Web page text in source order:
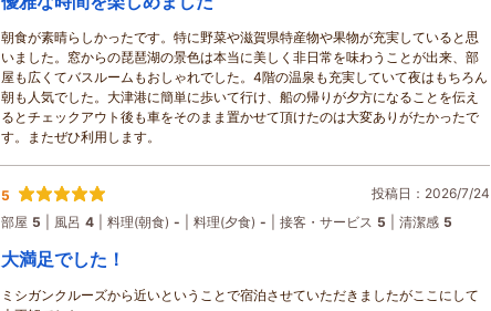
朝食が素晴らしかったです。特に野菜や滋賀県特産物や果物が充実していると思
いました。窓からの琵琶湖の景色は本当に美しく非日常を味わうことが出来、部
屋も広くてバスルームもおしゃれでした。4階の温泉も充実していて夜はもちろん
朝も人気でした。大津港に簡単に歩いて行け、船の帰りが夕方になることを伝え
るとチェックアウト後も車をそのまま置かせて頂けたのは大変ありがたかったで
す。またぜひ利用します。
5
投稿日：2026/7/24
部屋 5 風呂 4 料理(朝食) - 料理(夕食) - 接客・サービス 5 清潔感 5
大満足でした！
ミシガンクルーズから近いということで宿泊させていただきましたがここにして